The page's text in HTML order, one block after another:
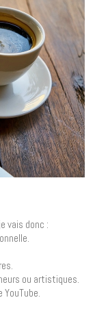
vais donc :
ou artistiques.